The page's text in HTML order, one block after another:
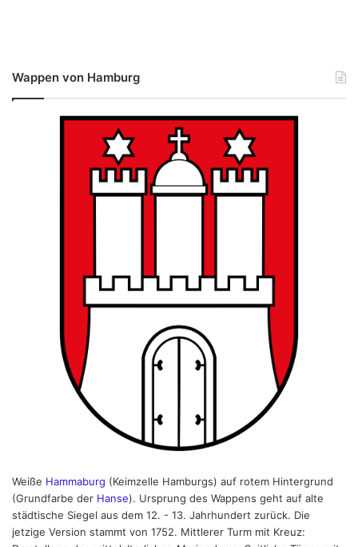
Wappen von Hamburg
Weiße Hammaburg (Keimzelle Hamburgs) auf rotem Hintergrund
(Grundfarbe der Hanse). Ursprung des Wappens geht auf alte
städtische Siegel aus dem 12. - 13. Jahrhundert zurück. Die
jetzige Version stammt von 1752. Mittlerer Turm mit Kreuz: